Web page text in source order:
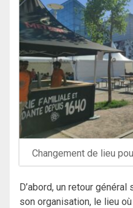
Changement de lieu
D’abord, un retour général
son organisation, le lieu